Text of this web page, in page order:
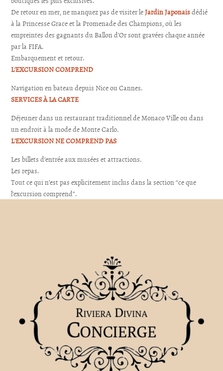
De retour en mer, ne manquez pas de visiter leJardin Japonaisdédié
à la Princesse Grace et la Promenade des Champions, où les
empreintes des gagnants du Ballon d’Or sont gravées chaque année
par la FIFA.
Embarquement et retour.
L’EXCURSION COMPREND
Navigation en bateau depuis Nice ou Cannes.
SERVICES À LA CARTE
Déjeuner dans un restaurant traditionnel de Monaco Ville ou dans
un endroit à la mode de Monte Carlo.
L’EXCURSION NE COMPREND PAS
Les billets d’entrée aux musées et attractions.
Les repas.
Tout ce qui n’est pas explicitement inclus dans la section “ce que
l’excursion comprend”.